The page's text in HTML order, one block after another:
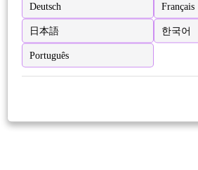
Deutsch Français
日本語 한국어
Português